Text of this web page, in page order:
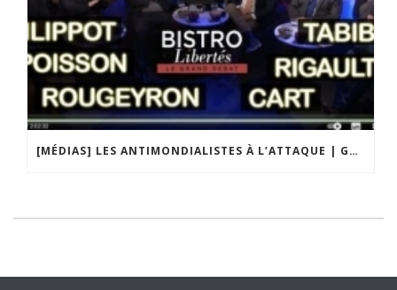
[MÉDIAS] LES ANTIMONDIALISTES À L’ATTAQUE | GRAND DÉBAT DE BRISTO LIBERTÉS